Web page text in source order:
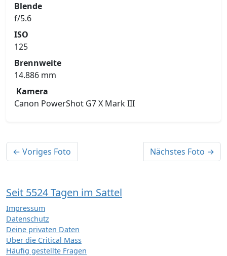
Blende
f/5.6
ISO
125
Brennweite
14.886 mm
Kamera
Canon PowerShot G7 X Mark III
← Voriges Foto Nächstes Foto →
Seit 5524 Tagen im Sattel
Impressum
Datenschutz
Deine privaten Daten
Über die Critical Mass
Häufig gestellte Fragen